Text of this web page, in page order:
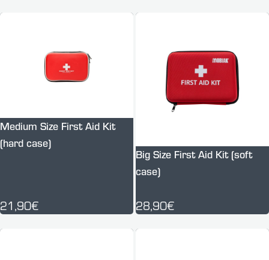
Medium Size First Aid Kit
(hard case)
21,90€
Big Size First Aid Kit (soft
case)
28,90€